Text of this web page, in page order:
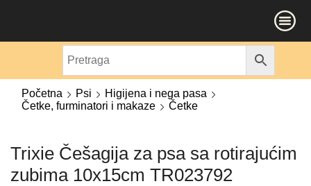
Početna Psi
Higijena i nega pasa
Četke, furminatori i makaze
Četke
Trixie Češagija za psa sa rotirajućim
zubima 10x15cm TR023792